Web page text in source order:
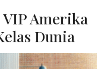
Amerika
Dunia